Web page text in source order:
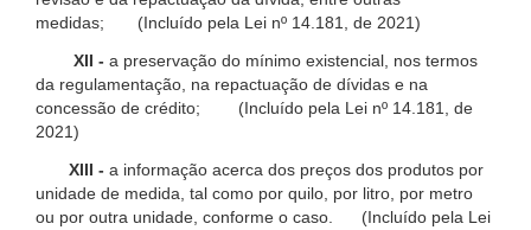
medidas; (Incluído pela Lei nº 14.181, de 2021)
XII - a preservação do mínimo existencial, nos termos
da regulamentação, na repactuação de dívidas e na
concessão de crédito; (Incluído pela Lei nº 14.181, de
2021)
XIII - a informação acerca dos preços dos produtos por
unidade de medida, tal como por quilo, por litro, por metro
ou por outra unidade, conforme o caso. (Incluído pela Lei